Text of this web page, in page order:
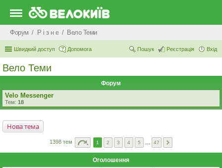
Форум Р i з н е Вело Теми
Швидкий доступ Допомога Вхід
Реєстрація
Пошук
Вело Теми
Форум
Velo Messenger
Тем: 18
Нова тема
1398 тем 1 2 3 4 5 47
Оголошення